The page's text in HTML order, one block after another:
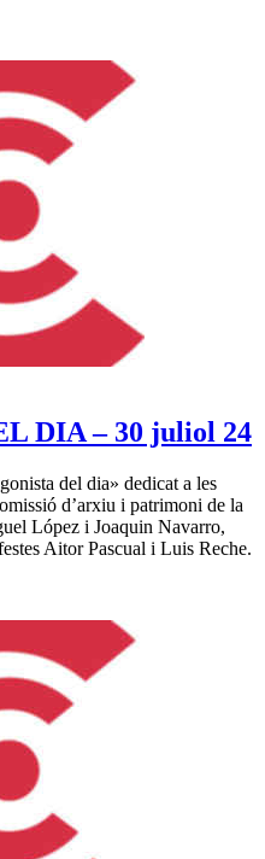
DIA – 30 juliol 24
del dia» dedicat a les
d’arxiu i patrimoni de la
López i Joaquin Navarro,
Aitor Pascual i Luis Reche.